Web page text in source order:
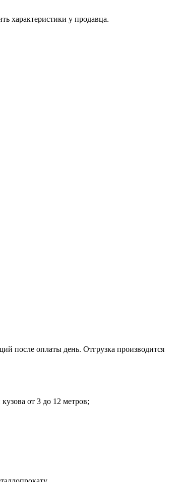
характеристики у продавца.
после оплаты день. Отгрузка производится
от 3 до 12 метров;